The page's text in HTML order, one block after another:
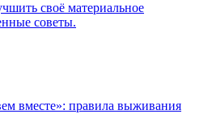
своё материальное
советы.
вместе»: правила выживания